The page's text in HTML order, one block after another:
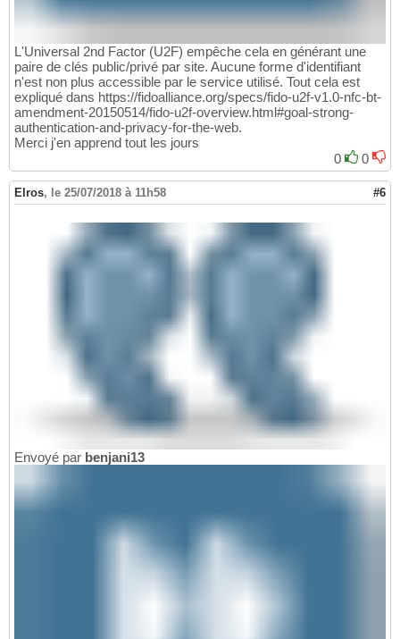
L'Universal 2nd Factor (U2F) empêche cela en générant une
paire de clés public/privé par site. Aucune forme d'identifiant
n'est non plus accessible par le service utilisé. Tout cela est
expliqué dans https://fidoalliance.org/specs/fido-u2f-v1.0-nfc-bt-
amendment-20150514/fido-u2f-overview.html#goal-strong-
authentication-and-privacy-for-the-web.
Merci j'en apprend tout les jours
0
0
Elros, le 25/07/2018 à 11h58 #6
Envoyé par benjani13